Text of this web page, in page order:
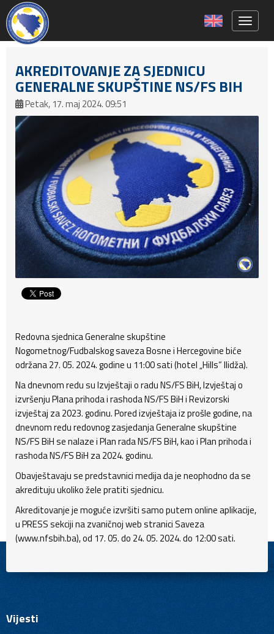
AKREDITOVANJE ZA SJEDNICU
GENERALNE SKUPŠTINE NS/FS BIH
Petak, 17. maj 2024. 09:51
Redovna sjednica Generalne skupštine
Nogometnog/Fudbalskog saveza Bosne i Hercegovine biće
održana 27. 05. 2024. godine u 11:00 sati (hotel „Hills“ Ilidža).
Na dnevnom redu su Izvještaji o radu NS/FS BiH, Izvještaj o
izvršenju Plana prihoda i rashoda NS/FS BiH i Revizorski
izvještaj za 2023. godinu. Pored izvještaja iz prošle godine, na
dnevnom redu redovnog zasjedanja Generalne skupštine
NS/FS BiH se nalaze i Plan rada NS/FS BiH, kao i Plan prihoda i
rashoda NS/FS BiH za 2024. godinu.
Obavještavaju se predstavnici medija da je neophodno da se
akredituju ukoliko žele pratiti sjednicu.
Akreditovanje je moguće izvršiti samo putem online aplikacije,
u PRESS sekciji na zvaničnoj web stranici Saveza
(www.nfsbih.ba), od 17. 05. do 24. 05. 2024. do 12:00 sati.
Vijesti